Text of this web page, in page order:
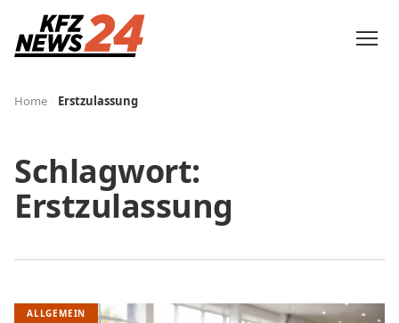
Home Erstzulassung
Schlagwort:
Erstzulassung
ALLGEMEIN